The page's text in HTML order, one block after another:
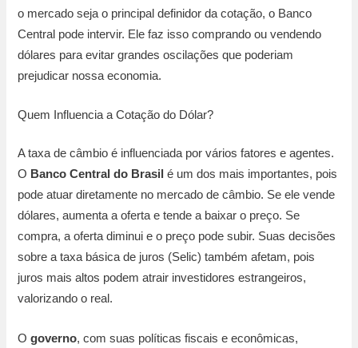
o mercado seja o principal definidor da cotação, o Banco
Central pode intervir. Ele faz isso comprando ou vendendo
dólares para evitar grandes oscilações que poderiam
prejudicar nossa economia.
Quem Influencia a Cotação do Dólar?
A taxa de câmbio é influenciada por vários fatores e agentes.
O Banco Central do Brasil é um dos mais importantes, pois
pode atuar diretamente no mercado de câmbio. Se ele vende
dólares, aumenta a oferta e tende a baixar o preço. Se
compra, a oferta diminui e o preço pode subir. Suas decisões
sobre a taxa básica de juros (Selic) também afetam, pois
juros mais altos podem atrair investidores estrangeiros,
valorizando o real.
Ogoverno, com suas políticas fiscais e econômicas,